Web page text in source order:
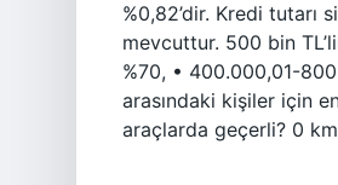
%0,82’dir. Kredi tutarı
mevcuttur. 500 bin
%70, • 400.000,01-
arasındaki kişiler için
araçlarda geçerli? 0